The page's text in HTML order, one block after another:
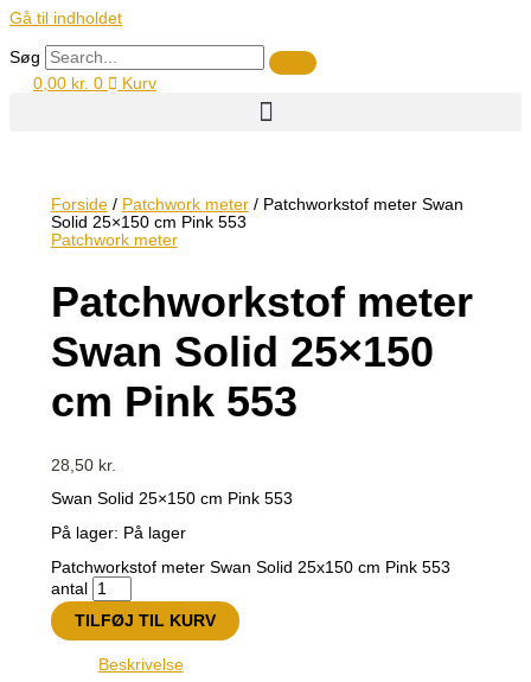
Gå til indholdet
Søg
0,00 kr. 0 Kurv
Forside/ Patchwork meter/ Patchworkstof meter Swan
Solid 25×150 cm Pink 553
Patchwork meter
Patchworkstof meter
Swan Solid 25×150
cm Pink 553
28,50 kr.
Swan Solid 25×150 cm Pink 553
På lager: På lager
Patchworkstof meter Swan Solid 25x150 cm Pink 553
antal
TILFØJ TIL KURV
Beskrivelse